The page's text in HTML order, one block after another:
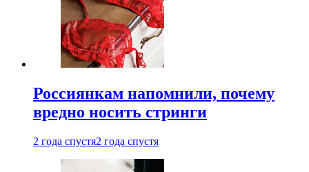
Россиянкам напомнили, почему
вредно носить стринги
2 года спустя2 года спустя